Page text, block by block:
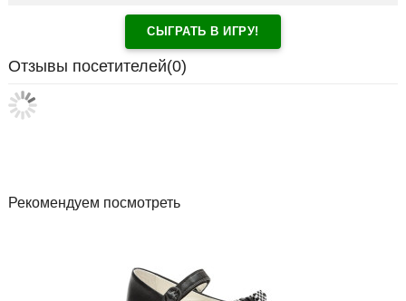
СЫГРАТЬ В ИГРУ!
Отзывы посетителей(0)
Рекомендуем посмотреть